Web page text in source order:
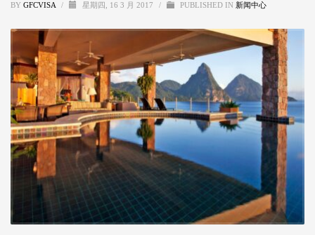
BY GFCVISA / 星期四, 16 3 月 2017 / PUBLISHED IN 新闻中心